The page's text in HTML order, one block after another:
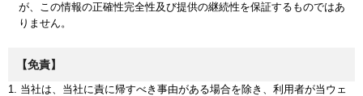
が、この情報の正確性完全性及び提供の継続性を保証するものではあ
りません。
【免責】
1. 当社は、当社に責に帰すべき事由がある場合を除き、利用者が当ウェ